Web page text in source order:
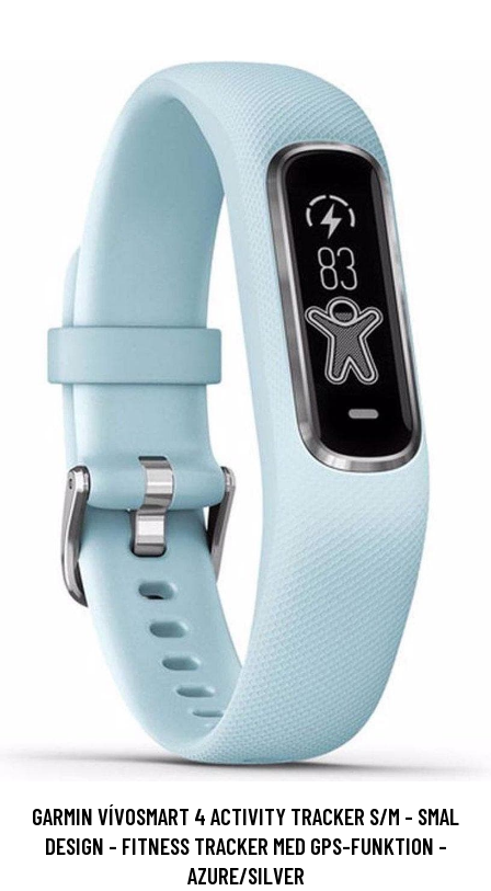
GARMIN VÍVOSMART 4 ACTIVITY TRACKER S/M - SMAL
DESIGN - FITNESS TRACKER MED GPS-FUNKTION -
AZURE/SILVER